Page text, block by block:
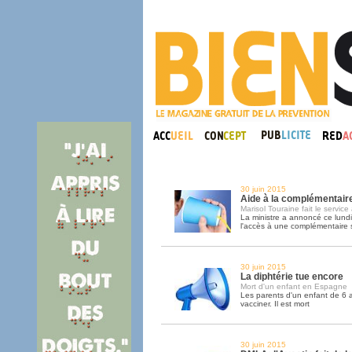
30 juin 2015
Aide à la
Marisol Touraine fait le service
La ministre a annoncé ce
l'accès à une complémentaire
30 juin 2015
La diphtérie tue encore
Mort d'un enfant en Espagne
Les parents d'un enfant de 6
vacciner. Il est mort
30 juin 2015